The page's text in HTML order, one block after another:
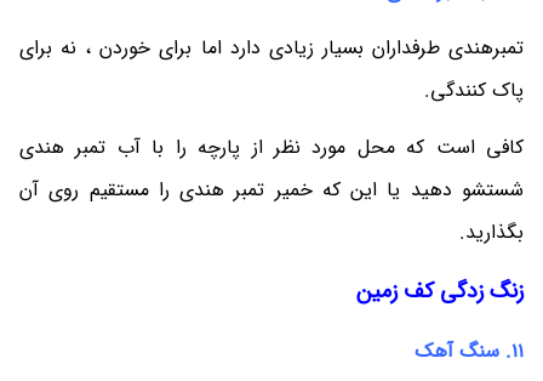
تمبرهندی طرفداران بسیار زیادی دارد اما برای خوردن ، نه برای
پاک کنندگی.
کافی است که محل مورد نظر از پارچه را با آب تمبر هندی
شستشو دهید یا این که خمیر تمبر هندی را مستقیم روی آن
بگذارید.
زنگ زدگی کف زمین
11. سنگ آهک